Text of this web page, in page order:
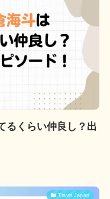
るくらい仲良し？出
Travis Japan